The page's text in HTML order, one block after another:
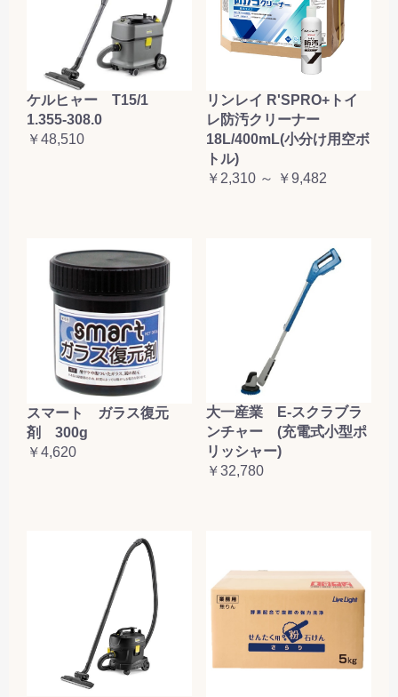
ケルヒャー T15/1
1.355-308.0
￥48,510
リンレイ R'SPRO+トイ
レ防汚クリーナー
18L/400mL(小分け用空ボ
トル)
￥2,310 ～ ￥9,482
スマート ガラス復元
剤 300g
￥4,620
大一産業 E-スクラブラ
ンチャー (充電式小型ポ
リッシャー)
￥32,780